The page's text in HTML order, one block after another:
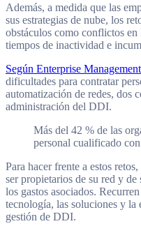
Además, a medida que las
sus estrategias de nube, los
obstáculos como conflictos
tiempos de inactividad e
Según Enterprise
dificultades para contratar
automatización de redes, dos
administración del DDI.
Más del 42 % de las
personal cualificado
Para hacer frente a estos
ser propietarios de su red y
los gastos asociados.
tecnología, las soluciones y la
gestión de DDI.